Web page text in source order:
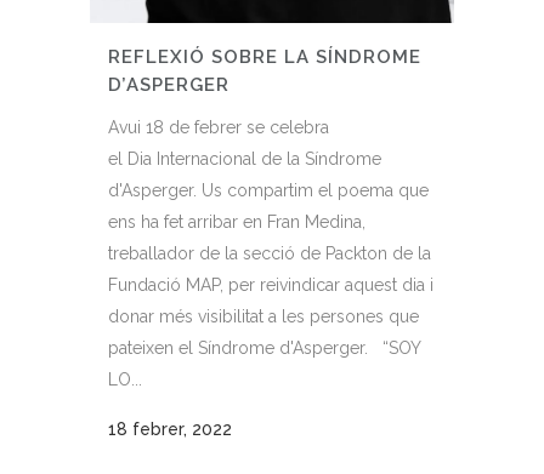
REFLEXIÓ SOBRE LA SÍNDROME
D’ASPERGER
Avui 18 de febrer se celebra
el Dia Internacional de la Síndrome
d'Asperger. Us compartim el poema que
ens ha fet arribar en Fran Medina,
treballador de la secció de Packton de la
Fundació MAP, per reivindicar aquest dia i
donar més visibilitat a les persones que
pateixen el Síndrome d'Asperger. “SOY
LO...
18 febrer, 2022